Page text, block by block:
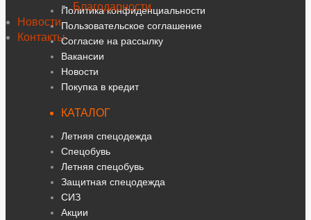
Благодарности
Новости
Контакты
Политика конфиденциальности
Пользовательское соглашение
Согласие на рассылку
Вакансии
Новости
Покупка в кредит
КАТАЛОГ
Летняя спецодежда
Спецобувь
Летняя спецобувь
Защитная спецодежда
СИЗ
Акции